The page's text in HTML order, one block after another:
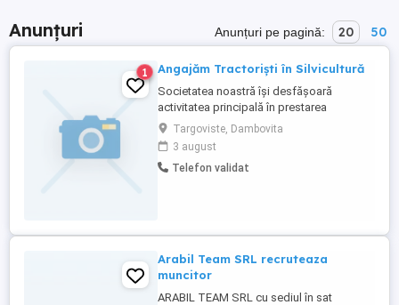
Anunțuri Anunțuri pe pagină: 20 50
1 Angajăm Tractoriști în Silvicultură
Societatea noastră își desfășoară
activitatea principală în prestarea
serviciilor silvice. Angajăm tractoriști ce își
doresc să colaborăm pe termen lung.
Oferim: - Contract de muncă pe perioadă
nedeterminată - Mediu de lucru stabil,
Targoviste, Dambovita
3 august
Telefon validat
Arabil Team SRL recruteaza
muncitor
ARABIL TEAM SRL cu sediul în sat